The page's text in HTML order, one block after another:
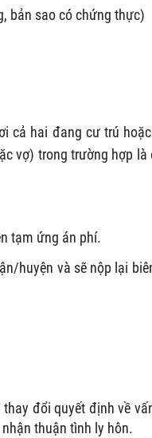
bản sao có chứng thực)
cả hai đang cư trú
vợ) trong trường hợp là
tạm ứng án phí.
huyện và sẽ nộp lại
đổi quyết định về
thuận tình ly hôn.